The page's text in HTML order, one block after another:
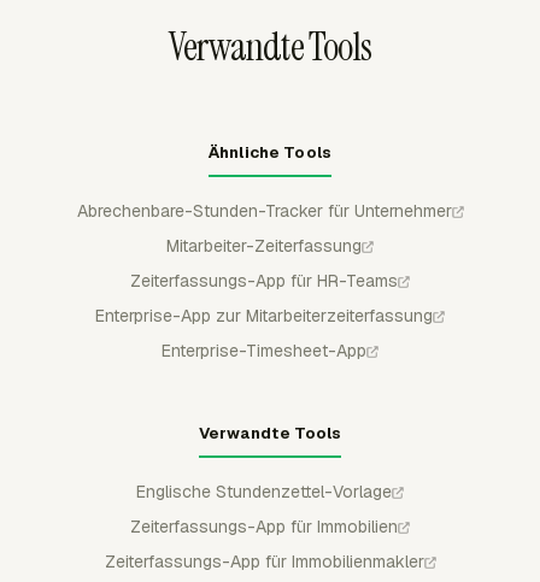
Verwandte Tools
Ähnliche Tools
Abrechenbare-Stunden-Tracker für Unternehmer
Mitarbeiter-Zeiterfassung
Zeiterfassungs-App für HR-Teams
Enterprise-App zur Mitarbeiterzeiterfassung
Enterprise-Timesheet-App
Verwandte Tools
Englische Stundenzettel-Vorlage
Zeiterfassungs-App für Immobilien
Zeiterfassungs-App für Immobilienmakler